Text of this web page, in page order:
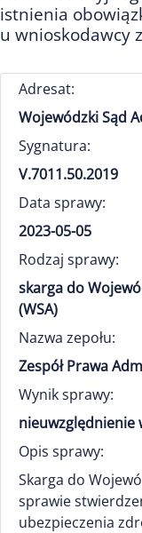
istnienia
u wnioskodawcy
Adresat:
Wojewódzki Sąd
Sygnatura:
V.7011.50.2019
Data sprawy:
2023-05-05
Rodzaj sprawy:
skarga do
(WSA)
Nazwa zepołu:
Zespół Prawa
Wynik sprawy:
nieuwzględnienie
Opis sprawy:
Skarga do
sprawie
ubezpieczenia